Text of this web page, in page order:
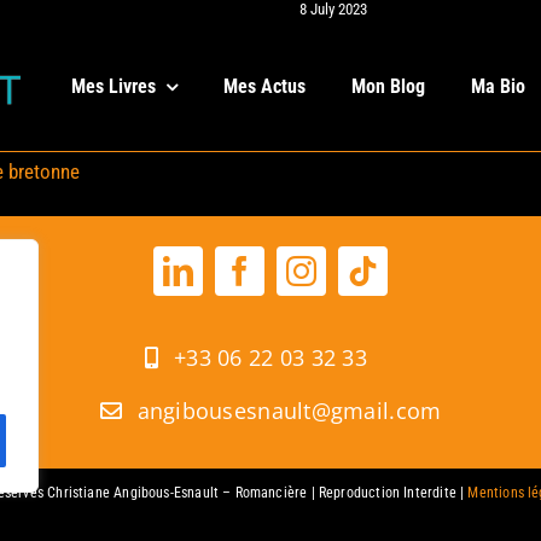
8 July 2023
Mes Livres Mes Actus Mon Blog Ma Bio
bretonne
+33 06 22 03 32 33
angibousesnault@gmail.com
Christiane Angibous-Esnault – Romancière | Reproduction Interdite | Mentions